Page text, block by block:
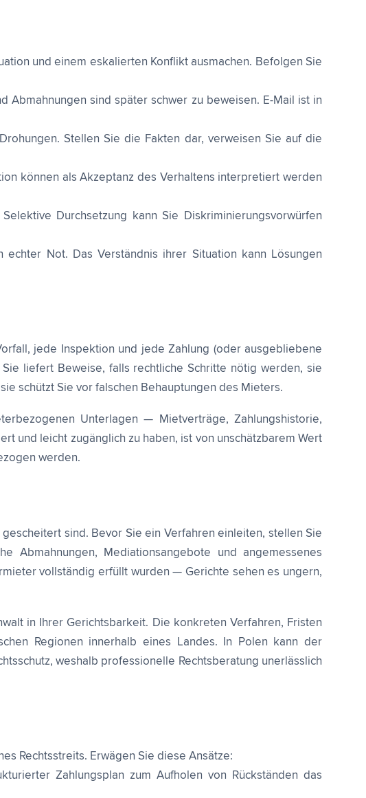
und einem eskalierten Konflikt ausmachen. Befolgen Sie
Abmahnungen sind später schwer zu beweisen. E-Mail ist in
Stellen Sie die Fakten dar, verweisen Sie auf die
können als Akzeptanz des Verhaltens interpretiert werden
Durchsetzung kann Sie Diskriminierungsvorwürfen
Not. Das Verständnis ihrer Situation kann Lösungen
jede Inspektion und jede Zahlung (oder ausgebliebene
liefert Beweise, falls rechtliche Schritte nötig werden, sie
schützt Sie vor falschen Behauptungen des Mieters.
Unterlagen — Mietverträge, Zahlungshistorie,
und leicht zugänglich zu haben, ist von unschätzbarem Wert
werden.
sind. Bevor Sie ein Verfahren einleiten, stellen Sie
Abmahnungen, Mediationsangebote und angemessenes
vollständig erfüllt wurden — Gerichte sehen es ungern,
in Ihrer Gerichtsbarkeit. Die konkreten Verfahren, Fristen
Regionen innerhalb eines Landes. In Polen kann der
weshalb professionelle Rechtsberatung unerlässlich
Rechtsstreits. Erwägen Sie diese Ansätze:
Zahlungsplan zum Aufholen von Rückständen das